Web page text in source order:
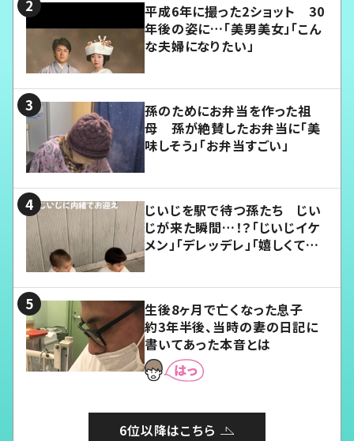
平成6年に撮った2ショット 30
年後の姿に…「美男美女」「こん
な夫婦になりたい」
孫のためにお弁当を作った祖
母 孫が絶賛したお弁当に「美
味しそう」「お弁当すごい」
じいじを駅で待つ孫たち じい
じが来た瞬間…！？「じいじイケ
メン」「デレッデレ」「嬉しくて可
生後8ヶ月で亡くなった息子
約3年半後、当時の妻の日記に
書いてあった本音とは
6位以降はこちら